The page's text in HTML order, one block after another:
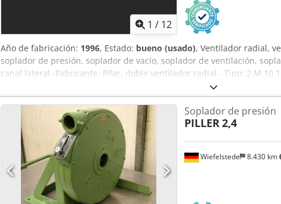
1 / 12
Año de fabricación: 1996, Estado: bueno (usado), Ventilador radial,
soplador de presión, soplador de vacío, soplador de ventilación,
canal lateral -Fabricante: Pilar, doble ventilador radial. -Tipo: 2 M 10
2965 rpm -Caudal volumétrico: 0,27 m³/s -Entrada de conexión: Ø
-Clase de protección: IP 44 -Dimensiones: 900/1150/H1275 mm
Wiefelstede 8.430 km
Soplador de presión
PILLER2,4